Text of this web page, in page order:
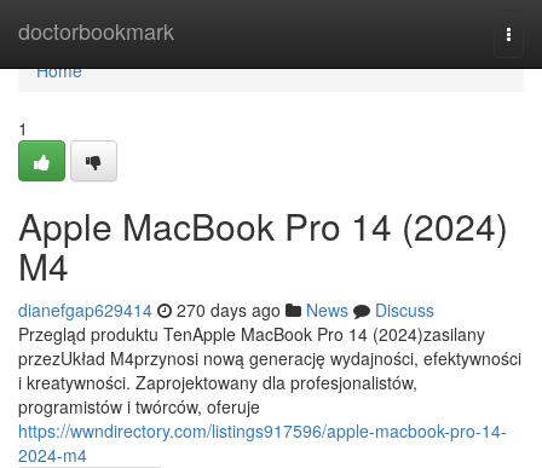
doctorbookmark
Home
Home
1
Apple MacBook Pro 14 (2024)
M4
dianefgap629414 270 days ago News
Discuss
Przegląd produktu TenApple MacBook Pro 14 (2024)zasilany
przezUkład M4przynosi nową generację wydajności, efektywności
i kreatywności. Zaprojektowany dla profesjonalistów,
programistów i twórców, oferuje
https://wwndirectory.com/listings917596/apple-macbook-pro-14-
2024-m4